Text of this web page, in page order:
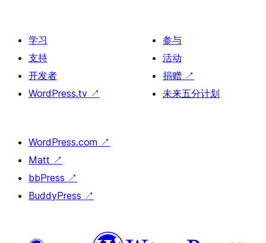
学习
支持
开发者
WordPress.tv ↗
参与
活动
捐赠 ↗
未来五分计划
WordPress.com ↗
Matt ↗
bbPress ↗
BuddyPress ↗